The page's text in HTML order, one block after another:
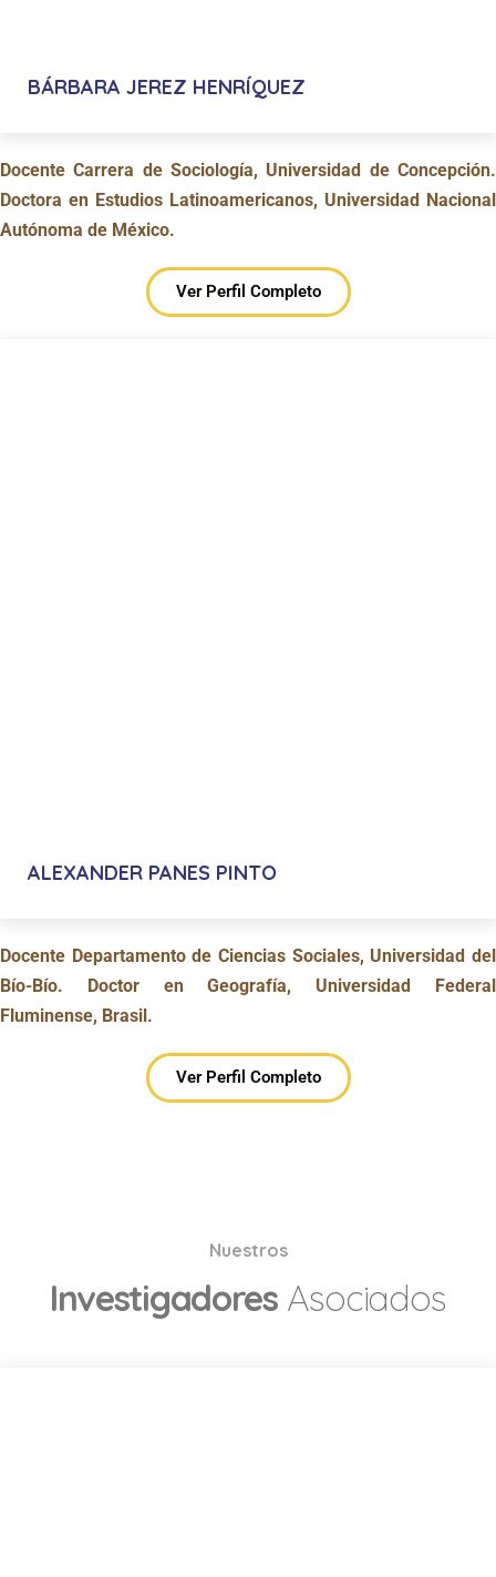
BÁRBARA JEREZ HENRÍQUEZ
Docente Carrera de Sociología, Universidad de Concepción.
Doctora en Estudios Latinoamericanos, Universidad Nacional
Autónoma de México.
Ver Perfil Completo
ALEXANDER PANES PINTO
Docente Departamento de Ciencias Sociales, Universidad del
Bío-Bío. Doctor en Geografía, Universidad Federal
Fluminense, Brasil.
Ver Perfil Completo
Nuestros
Investigadores Asociados